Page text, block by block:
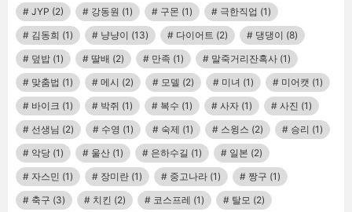
JYP (2) 강동원 (1) 구몬 (1) 극한직업 (1)
김동희 (1) 냥냥이 (13) 다이어트 (2) 댕댕이 (8)
덮밥 (1) 딸배 (2) 만족 (1) 말죽거리잔혹사 (1)
맞춤법 (1) 메시 (2) 모델 (2) 미녀 (1) 미어캣 (1)
바이크 (1) 박쥐 (1) 복수 (1) 사자 (1) 사진 (1)
선생님 (2) 수영 (1) 숙제 (1) 스윙스 (2) 승리 (1)
악당 (1) 울산 (1) 은하수길 (1) 일본 (2)
자스민 (1) 장미란 (1) 중고나라 (1) 짱구 (1)
축구 (3) 치킨 (2) 코스프레 (1) 탈모 (2)